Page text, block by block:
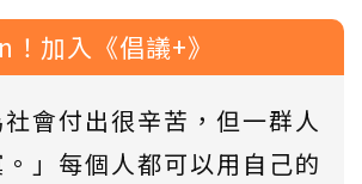
加入《倡議+》
社會付出很辛苦，但一群人
」每個人都可以用自己的